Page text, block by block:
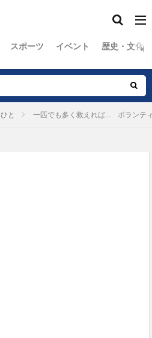
スポーツ イベント 歴史・文化
ひと 一匹でも多く救えれば… ボランテ